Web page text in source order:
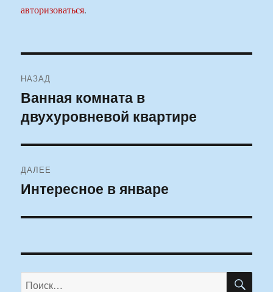
авторизоваться.
по
записям
НАЗАД
Предыдущая
запись:
Ванная комната в
двухуровневой квартире
ДАЛЕЕ
Следующая
Интересное в январе
Искать: